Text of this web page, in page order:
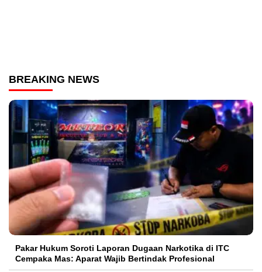
BREAKING NEWS
Pakar Hukum Soroti Laporan Dugaan Narkotika di ITC
Cempaka Mas: Aparat Wajib Bertindak Profesional